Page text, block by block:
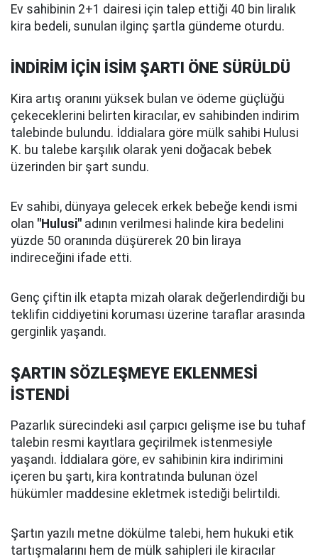
Ev sahibinin 2+1 dairesi için talep ettiği 40 bin liralık
kira bedeli, sunulan ilginç şartla gündeme oturdu.
İNDİRİM İÇİN İSİM ŞARTI ÖNE SÜRÜLDÜ
Kira artış oranını yüksek bulan ve ödeme güçlüğü
çekeceklerini belirten kiracılar, ev sahibinden indirim
talebinde bulundu. İddialara göre mülk sahibi Hulusi
K. bu talebe karşılık olarak yeni doğacak bebek
üzerinden bir şart sundu.
Ev sahibi, dünyaya gelecek erkek bebeğe kendi ismi
olan "Hulusi" adının verilmesi halinde kira bedelini
yüzde 50 oranında düşürerek 20 bin liraya
indireceğini ifade etti.
Genç çiftin ilk etapta mizah olarak değerlendirdiği bu
teklifin ciddiyetini koruması üzerine taraflar arasında
gerginlik yaşandı.
ŞARTIN SÖZLEŞMEYE EKLENMESİ
İSTENDİ
Pazarlık sürecindeki asıl çarpıcı gelişme ise bu tuhaf
talebin resmi kayıtlara geçirilmek istenmesiyle
yaşandı. İddialara göre, ev sahibinin kira indirimini
içeren bu şartı, kira kontratında bulunan özel
hükümler maddesine ekletmek istediği belirtildi.
Şartın yazılı metne dökülme talebi, hem hukuki etik
tartışmalarını hem de mülk sahipleri ile kiracılar